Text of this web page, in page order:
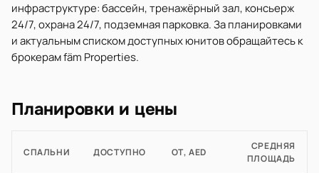
инфраструктуре: бассейн, тренажёрный зал, консьерж
24/7, охрана 24/7, подземная парковка. За планировками
и актуальным списком доступных юнитов обращайтесь к
брокерам fäm Properties.
Планировки и цены
СПАЛЬНИ ДОСТУПНО ОТ, AED
СРЕДНЯЯ
ПЛОЩАДЬ